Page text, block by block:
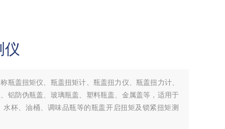
仪
瓶盖扭矩仪、瓶盖扭矩计、瓶盖扭力仪、瓶盖扭力计、
铝防伪瓶盖、玻璃瓶盖、塑料瓶盖、金属盖等，适用于
杯、油桶、调味品瓶等的瓶盖开启扭矩及锁紧扭矩测